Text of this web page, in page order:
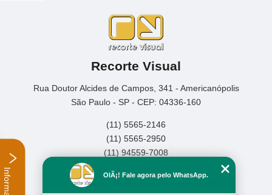
Recorte Visual
Rua Doutor Alcides de Campos, 341 - Americanópolis
São Paulo - SP - CEP: 04336-160
(11) 5565-2146
(11) 5565-2950
(11) 94559-7008
Home
OlÃ¡! Fale agora pelo WhatsApp.